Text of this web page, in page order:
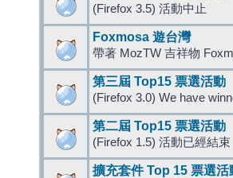
(Firefox 3.5) 活動中止
Foxmosa 遊台灣
帶著 MozTW 吉祥物
第三屆 Top15 票選活動
(Firefox 3.0) We have
第二屆 Top15 票選活動
(Firefox 1.5) 活動已經結束
擴充套件 Top 15 票選活